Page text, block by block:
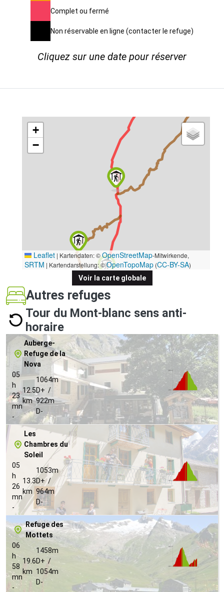
Complet ou fermé
Non réservable en ligne (contacter le refuge)
Cliquez sur une date pour réserver
+
−
Leaflet | Kartendaten: ©OpenStreetMap-Mitwirkende,
SRTM | Kartendarstellung: ©OpenTopoMap (CC-BY-SA)
Voir la carte globale
Autres refuges
Tour du Mont-blanc sens anti-
horaire
Auberge-
Refuge de la
Nova
05
h
23
mn
-
12.5
km
1064m
D+ /
922m
D-
Les
Chambres du
Soleil
05
h
26
mn
-
13.3
km
1053m
D+ /
964m
D-
Refuge des
Mottets
06
h
58
mn
-
19.6
km
1458m
D+ /
1054m
D-